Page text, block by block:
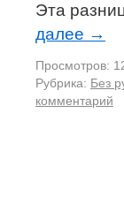
Эта
далее →
Просмотров:
Рубрика: Без
комментарий